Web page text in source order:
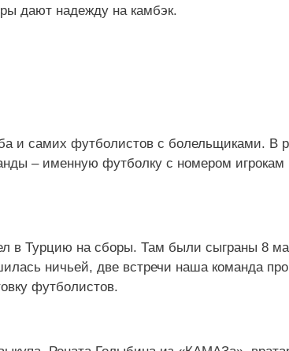
дают надежду на камбэк.
и самих футболистов с болельщиками. В
– именную футболку с номером игрокам
в Турцию на сборы. Там были сыграны 8
ничьей, две встречи наша команда
футболистов.